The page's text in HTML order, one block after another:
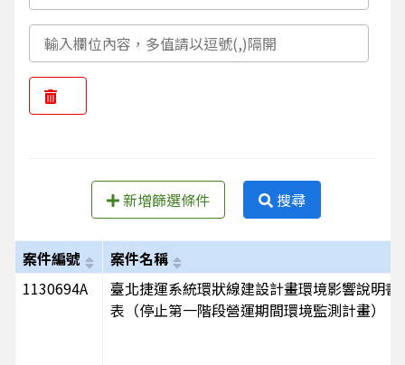
新增篩選條件 搜尋
案件編號
案件名稱
1130694A
臺北捷運系統環狀線建設計畫環境影響說明
表（停止第一階段營運期間環境監測計畫）